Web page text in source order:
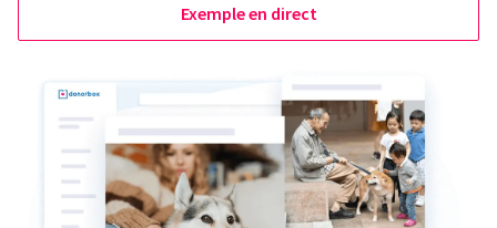
Exemple en direct